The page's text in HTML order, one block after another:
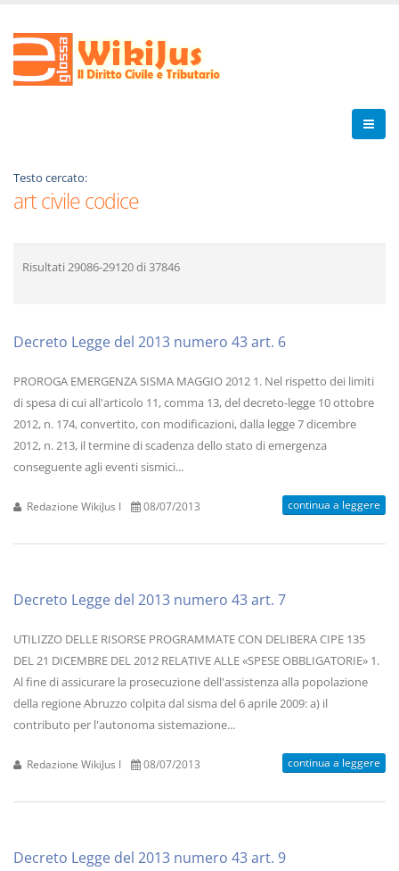
Testo cercato:
art civile codice
Risultati 29086-29120di 37846
Decreto Legge del 2013 numero 43 art. 6
PROROGA EMERGENZA SISMA MAGGIO 2012 1. Nel rispetto dei limiti
di spesa di cui all'articolo 11, comma 13, del decreto-legge 10 ottobre
2012, n. 174, convertito, con modificazioni, dalla legge 7 dicembre
2012, n. 213, il termine di scadenza dello stato di emergenza
conseguente agli eventi sismici...
Redazione WikiJus I 08/07/2013 continua a leggere
Decreto Legge del 2013 numero 43 art. 7
UTILIZZO DELLE RISORSE PROGRAMMATE CON DELIBERA CIPE 135
DEL 21 DICEMBRE DEL 2012 RELATIVE ALLE «SPESE OBBLIGATORIE» 1.
Al fine di assicurare la prosecuzione dell'assistenza alla popolazione
della regione Abruzzo colpita dal sisma del 6 aprile 2009: a) il
contributo per l'autonoma sistemazione...
Redazione WikiJus I 08/07/2013 continua a leggere
Decreto Legge del 2013 numero 43 art. 9